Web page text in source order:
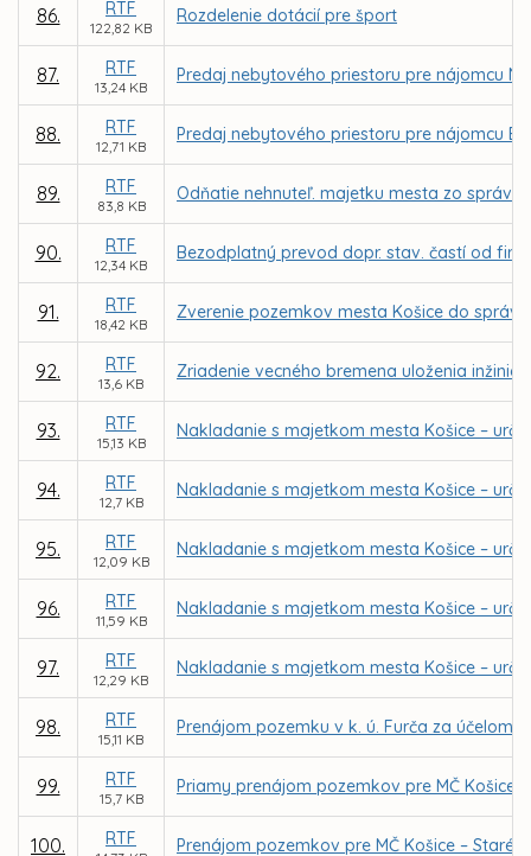
86. RTF
122,82 KB
Rozdelenie dotácií pre šport
87. RTF
13,24 KB
Predaj nebytového priestoru pre nájomcu
88. RTF
12,71 KB
Predaj nebytového priestoru pre nájomcu
89. RTF
83,8 KB
Odňatie nehnuteľ. majetku mesta zo správy
90. RTF
12,34 KB
Bezodplatný prevod dopr. stav. častí od
91. RTF
18,42 KB
Zverenie pozemkov mesta Košice do
92. RTF
13,6 KB
Zriadenie vecného bremena uloženia
93. RTF
15,13 KB
Nakladanie s majetkom mesta Košice –
94. RTF
12,7 KB
Nakladanie s majetkom mesta Košice –
95. RTF
12,09 KB
Nakladanie s majetkom mesta Košice –
96. RTF
11,59 KB
Nakladanie s majetkom mesta Košice –
97. RTF
12,29 KB
Nakladanie s majetkom mesta Košice –
98. RTF
15,11 KB
Prenájom pozemku v k. ú. Furča za účelom
99. RTF
15,7 KB
Priamy prenájom pozemkov pre MČ Košice
100. RTF Prenájom pozemkov pre MČ Košice –